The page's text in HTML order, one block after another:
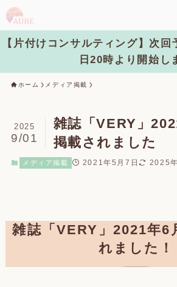
【片付けコンサルティング】次
日20時より開始し
ホーム メディア掲載
雑誌「VERY」
掲載されました
2025
9/01
メディア掲載 2021年5月7日 2025
雑誌「VERY」2021年6
れました！